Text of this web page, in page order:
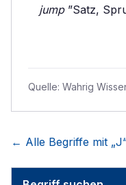
jump”Satz,
Quelle: Wahrig
← Alle Begriffe mit „J